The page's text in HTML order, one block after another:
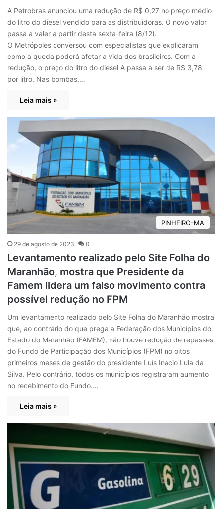
A Petrobras anunciou uma redução de R$ 0,27 no preço médio
do litro do diesel vendido para as distribuidoras. O novo valor
passa a valer a partir desta sexta-feira (8/12).
O Metrópoles conversou com especialistas que explicaram
como a queda poderá afetar a vida dos brasileiros. Com a
redução, o preço do litro do diesel A passa a ser de R$ 3,78
por litro. Nas bombas,…
Leia mais »
PINHEIRO-MA
29 de agosto de 2023 0
Levantamento realizado pelo Site Folha do
Maranhão, mostra que Presidente da
Famem lidera um falso movimento contra
possível redução no FPM
Um levantamento realizado pelo Site Folha do Maranhão mostra
que, ao contrário do que prega a Federação dos Municípios do
Estado do Maranhão (FAMEM), não houve redução de repasses
do Fundo de Participação dos Municípios (FPM) no oitos
primeiros meses de gestão do presidente Luís Inácio Lula da
Silva. Pelo contrário, todos os municípios registraram aumento
no recebimento do Fundo.…
Leia mais »